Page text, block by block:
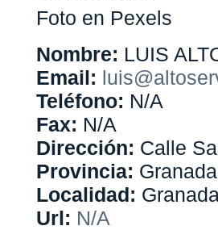
Foto en Pexels
Nombre: LUIS
Email:
Teléfono: N/A
Fax: N/A
Dirección: Calle
Provincia: Granada
Localidad:
Url: N/A